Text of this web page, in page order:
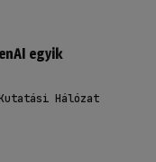
egyik
Kutatási Hálózat